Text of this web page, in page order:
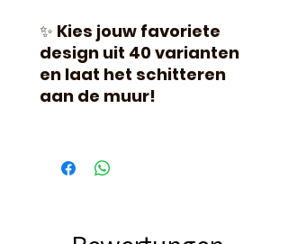
✨ Kies jouw favoriete
design uit 40 varianten
en laat het schitteren
aan de muur!